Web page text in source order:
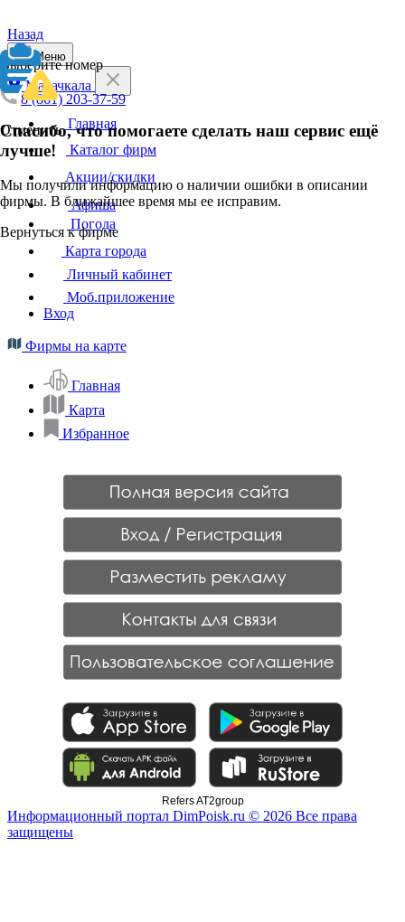
Назад
Выберите номер
8 (861) 203-37-59
Отменить
Спасибо, что помогаете сделать наш сервис ещё
лучше!
Мы получили информацию о наличии ошибки в описании
фирмы. В ближайшее время мы ее исправим.
Вернуться к фирме
Меню
Махачкала
Главная
Каталог фирм
Акции/скидки
Афиша
Погода
Карта города
Личный кабинет
Моб.приложение
Вход
Фирмы на карте
Главная
Карта
Избранное
Refers AT2group
Информационный портал DimPoisk.ru © 2026 Все права
защищены